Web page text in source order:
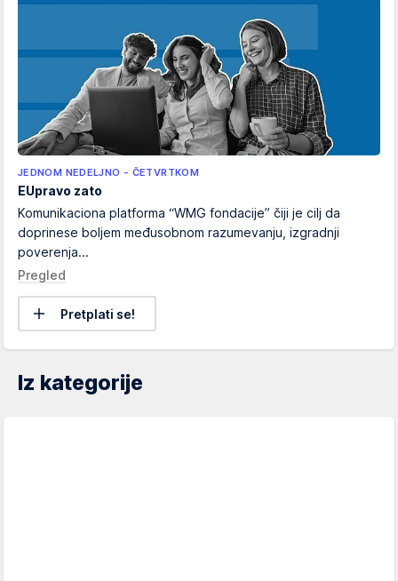
JEDNOM NEDELJNO - ČETVRTKOM
EUpravo zato
Komunikaciona platforma “WMG fondacije” čiji je cilj da
doprinese boljem međusobnom razumevanju, izgradnji
poverenja...
Pregled
Pretplati se!
Iz kategorije